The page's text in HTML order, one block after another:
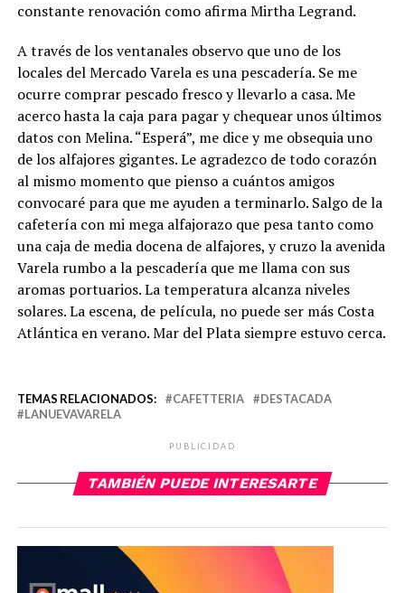
constante renovación como afirma Mirtha Legrand.
A través de los ventanales observo que uno de los
locales del Mercado Varela es una pescadería. Se me
ocurre comprar pescado fresco y llevarlo a casa. Me
acerco hasta la caja para pagar y chequear unos últimos
datos con Melina. “Esperá”, me dice y me obsequia uno
de los alfajores gigantes. Le agradezco de todo corazón
al mismo momento que pienso a cuántos amigos
convocaré para que me ayuden a terminarlo. Salgo de la
cafetería con mi mega alfajorazo que pesa tanto como
una caja de media docena de alfajores, y cruzo la avenida
Varela rumbo a la pescadería que me llama con sus
aromas portuarios. La temperatura alcanza niveles
solares. La escena, de película, no puede ser más Costa
Atlántica en verano. Mar del Plata siempre estuvo cerca.
TEMAS RELACIONADOS: CAFETTERIA
DESTACADA
LANUEVAVARELA
PUBLICIDAD
TAMBIÉN PUEDE INTERESARTE